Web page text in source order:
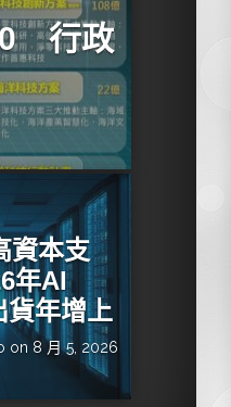
：解鎖英特爾架構AI PC模型
行政
資本支
年AI
貨年增上
on 8 月 5, 2026